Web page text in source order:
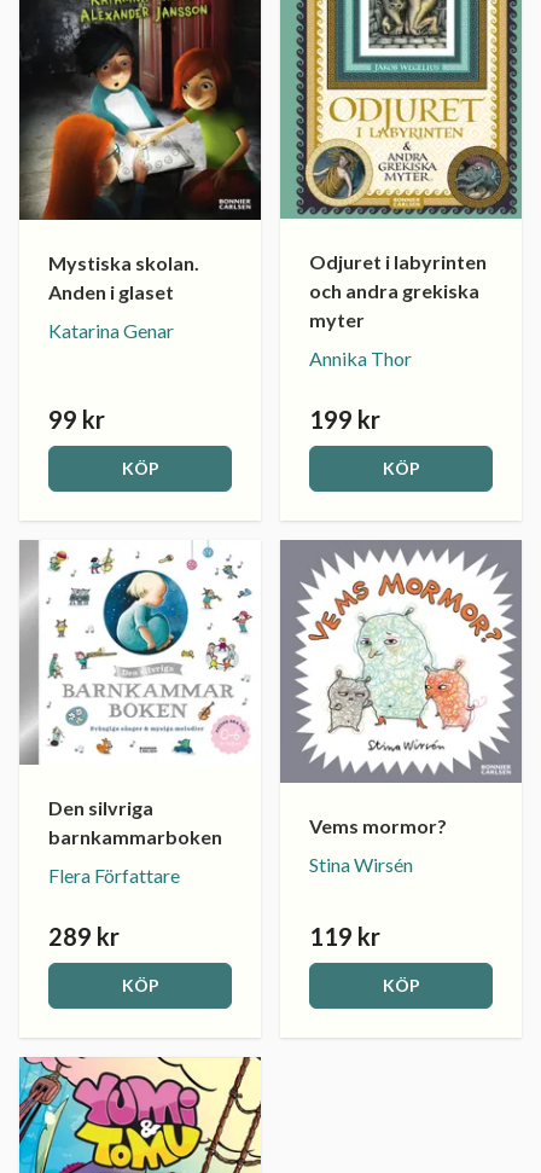
Mystiska skolan.
Anden i glaset
Katarina Genar
99 kr
KÖP
Odjuret i labyrinten
och andra grekiska
myter
Annika Thor
199 kr
KÖP
Den silvriga
barnkammarboken
Flera Författare
289 kr
KÖP
Vems mormor?
Stina Wirsén
119 kr
KÖP